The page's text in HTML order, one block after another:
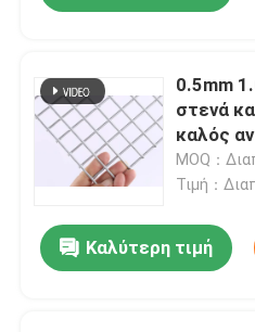
0.5mm
στενά
καλός
εκτατής
υψηλός
MOQ：
Τιμή：
Καλύτερη τιμή